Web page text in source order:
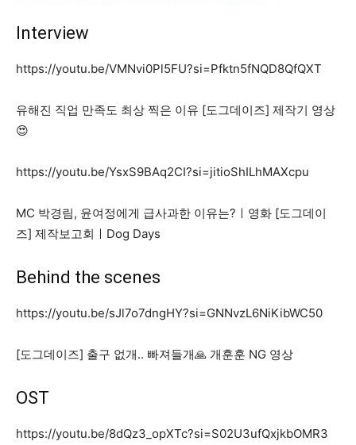
Interview
https://youtu.be/VMNvi0Pl5FU?si=Pfktn5fNQD8QfQXT
유해진 직업 만족도 최상 찍은 이유 [도그데이즈] 제작기 영상
😍
https://youtu.be/YsxS9BAq2CI?si=jitioShILhMAXcpu
MC 박경림, 윤여정에게 급사과한 이유는?ㅣ영화 [도그데이
즈] 제작보고회ㅣDog Days
Behind the scenes
https://youtu.be/sJl7o7dngHY?si=GNNvzL6NiKibWC50
[도그데이즈] 출구 없개.. 빠져들개🙏 개훈훈 NG 영상
OST
https://youtu.be/8dQz3_opXTc?si=S02U3ufQxjkbOMR3